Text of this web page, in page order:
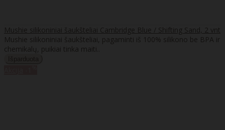
Mushie silikoniniai šaukšteliai Cambridge Blue / Shifting Sand, 2 vnt
Mushie silikoniniai šaukšteliai, pagaminti iš 100% silikono be BPA ir
chemikalų, puikiai tinka maiti..